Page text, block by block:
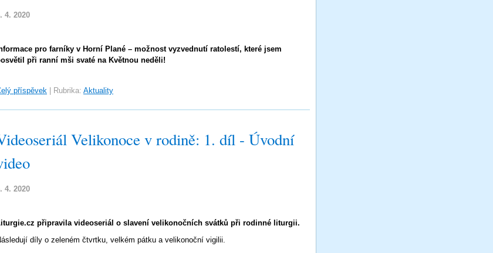
4. 2020
pro farníky v Horní Plané – možnost vyzvednutí ratolestí, které jsem
při ranní mši svaté na Květnou neděli!
příspěvek Rubrika: Aktuality
Velikonoce v rodině: 1. díl - Úvodní
4. 2020
připravila videoseriál o slavení velikonočních svátků při rodinné liturgii.
díly o zeleném čtvrtku, velkém pátku a velikonoční vigilii.